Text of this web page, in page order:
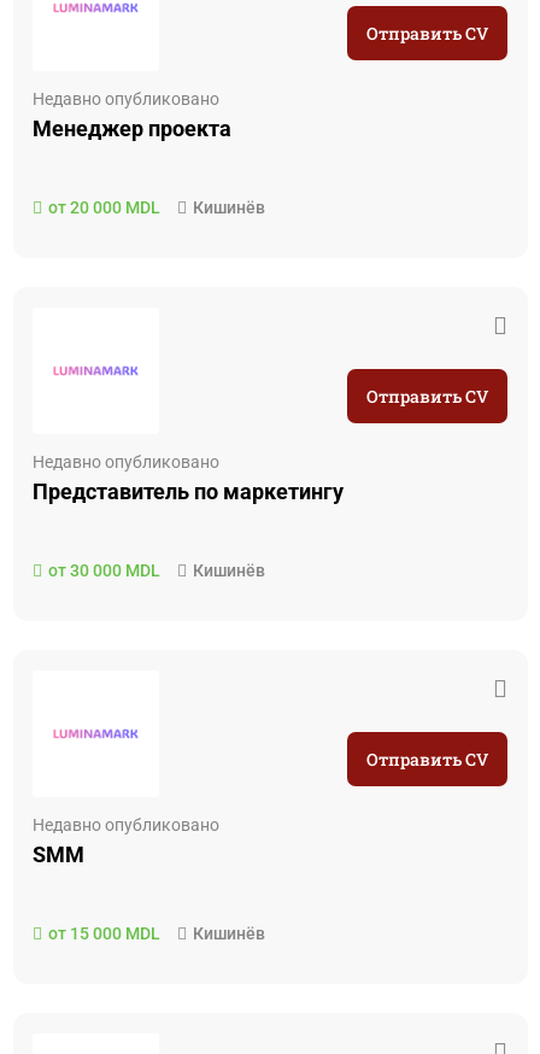
Недавно опубликовано
Менеджер проекта
от 20 000 MDL Кишинёв
Отправить CV
Недавно опубликовано
Представитель по маркетингу
от 30 000 MDL Кишинёв
Отправить CV
Недавно опубликовано
SMM
от 15 000 MDL Кишинёв
Отправить CV